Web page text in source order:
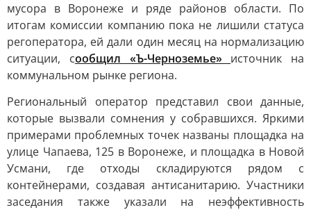
мусора в Воронеже и ряде районов области. По
итогам комиссии компанию пока не лишили статуса
регоператора, ей дали один месяц на нормализацию
ситуации, сообщил «Ъ-Черноземье» источник на
коммунальном рынке региона.
Региональный оператор представил свои данные,
которые вызвали сомнения у собравшихся. Яркими
примерами проблемных точек названы площадка на
улице Чапаева, 125 в Воронеже, и площадка в Новой
Усмани, где отходы складируются рядом с
контейнерами, создавая антисанитарию. Участники
заседания также указали на неэффективность